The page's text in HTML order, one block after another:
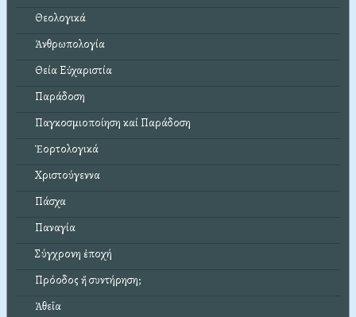
Θεολογικά
Ἀνθρωπολογία
Θεία Εὐχαριστία
Παράδοση
Παγκοσμιοποίηση καί Παράδοση
Ἑορτολογικά
Χριστούγεννα
Πάσχα
Παναγία
Σύγχρονη ἐποχή
Πρόοδος ἤ συντήρηση;
Ἀθεΐα